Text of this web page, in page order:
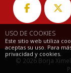
USO DE COOKIES
Este sitio web utiliza
aceptas su uso. Para
privacidad y cookies.
© 2026 Borja